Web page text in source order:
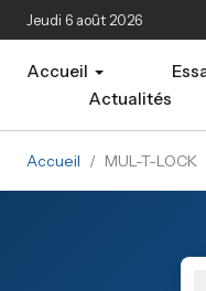
Aller au contenu principal
Jeudi 6 août 2026
Accueil
Actualités
Accueil / MUL-T-LOCK